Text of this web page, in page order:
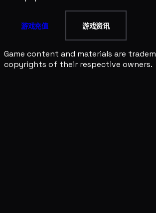
游戏充值 游戏资讯
Game content and materials are
copyrights of their respective owners.